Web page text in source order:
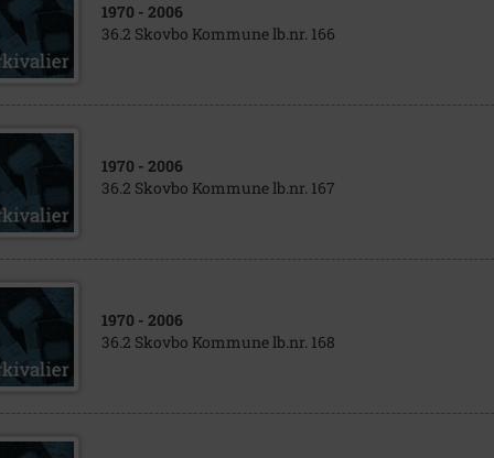
1970 - 2006
36.2 Skovbo Kommune lb.nr. 166
1970 - 2006
36.2 Skovbo Kommune lb.nr. 167
1970 - 2006
36.2 Skovbo Kommune lb.nr. 168